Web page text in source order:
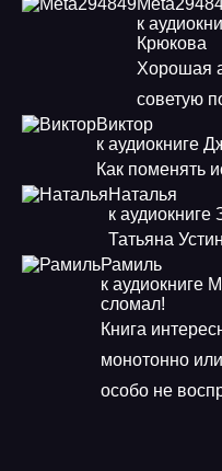
к
Крюкова
Хорошая
советую
Виктор
к аудиокниге
Как поменять
Наталья
к
Татьяна
Рамиль
к аудиокниге
сломал!
Книга
монотонно
особо не